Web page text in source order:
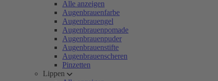
Alle anzeigen
Augenbrauenfarbe
Augenbrauengel
Augenbrauenpomade
Augenbrauenpuder
Augenbrauenstifte
Augenbrauenscheren
Pinzetten
Lippen